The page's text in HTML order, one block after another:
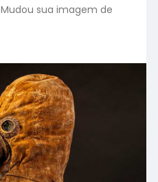
Mudou sua imagem de